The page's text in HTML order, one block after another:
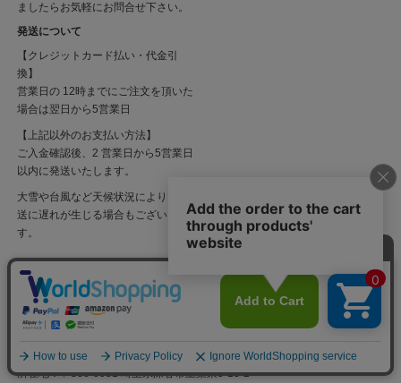
ましたらお気軽にお問合せ下さい。
発送について
【クレジットカード払い・代金引
換】
営業日の 12時までにご注文を頂いた
場合は翌日から5営業日
【上記以外のお支払い方法】
ご入金確認後、2 営業日から5営業日
以内に発送いたします。
大雪や台風など天候状況により、運
送に遅れが生じる場合もございま
す。
ご連絡先
Antique Sam's Collection
アンティークサムズコレクション
所在地：〒366-0051 埼玉県深谷市上柴東5-13-2